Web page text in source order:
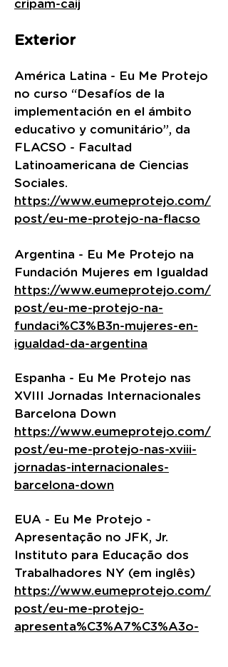
cripam-caij
Exterior
América Latina - Eu Me Protejo
no curso “Desafíos de la
implementación en el ámbito
educativo y comunitário”, da
FLACSO - Facultad
Latinoamericana de Ciencias
Sociales.
https://www.eumeprotejo.com/
post/eu-me-protejo-na-flacso
Argentina - Eu Me Protejo na
Fundación Mujeres em Igualdad
https://www.eumeprotejo.com/
post/eu-me-protejo-na-
fundaci%C3%B3n-mujeres-en-
igualdad-da-argentina
Espanha - Eu Me Protejo nas
XVIII Jornadas Internacionales
Barcelona Down
https://www.eumeprotejo.com/
post/eu-me-protejo-nas-xviii-
jornadas-internacionales-
barcelona-down
EUA - Eu Me Protejo -
Apresentação no JFK, Jr.
Instituto para Educação dos
Trabalhadores NY (em inglês)
https://www.eumeprotejo.com/
post/eu-me-protejo-
apresenta%C3%A7%C3%A3o-